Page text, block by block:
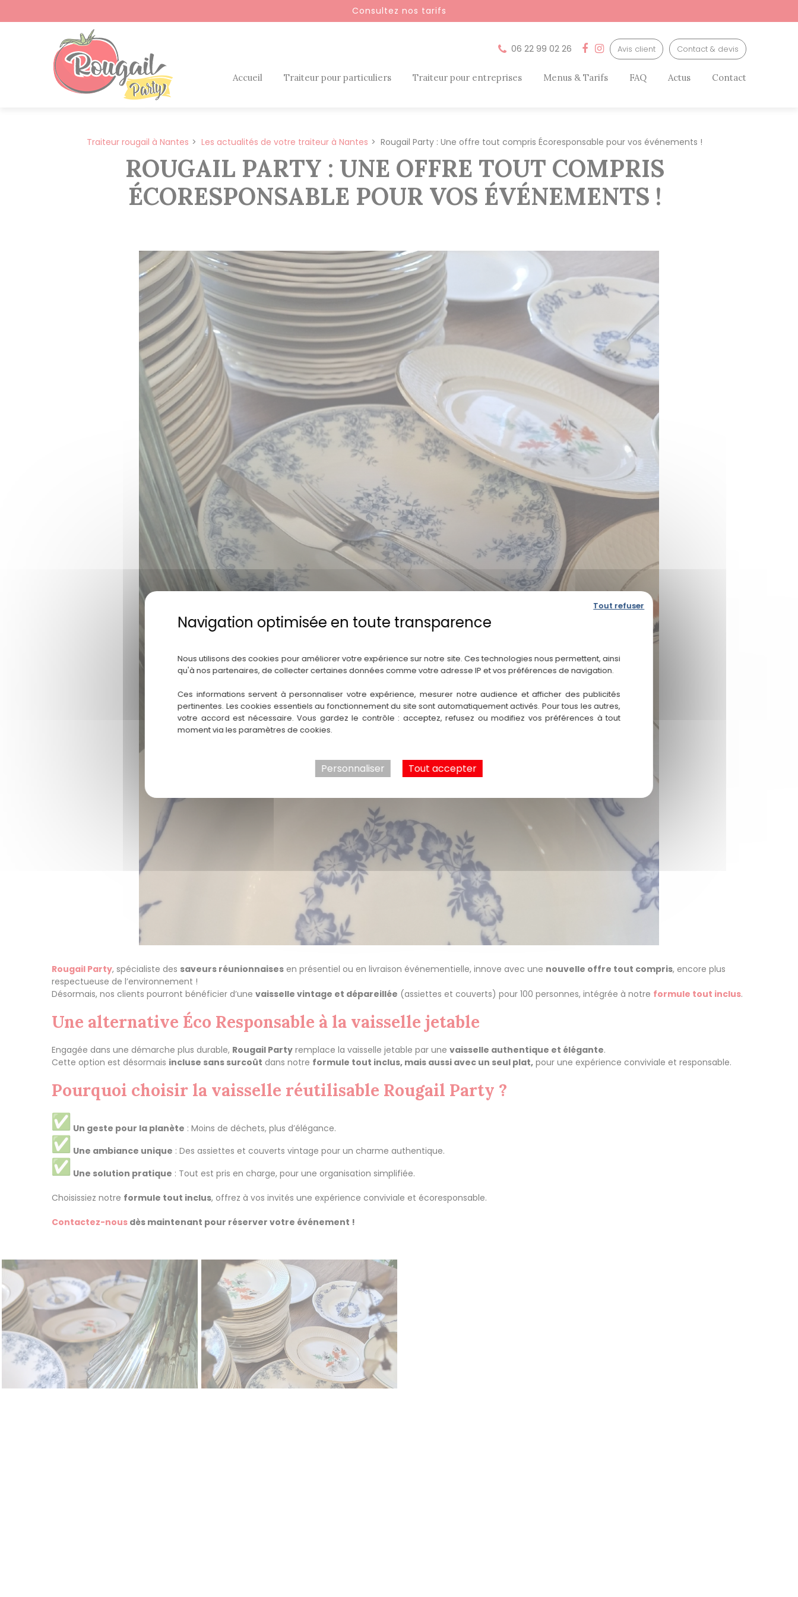
Consultez nos tarifs
06 22 99 02 26 Avis client Contact & devis
Accueil Traiteur pour particuliers Traiteur pour entreprises Menus & Tarifs FAQ Actus Contact
Traiteur rougail à Nantes Les actualités de votre traiteur à Nantes Rougail Party : Une offre tout compris Écoresponsable pour vos événements !
ROUGAIL PARTY : UNE OFFRE TOUT COMPRIS
ÉCORESPONSABLE POUR VOS ÉVÉNEMENTS !
Rougail Party, spécialiste des saveurs réunionnaises en présentiel ou en livraison événementielle, innove avec une nouvelle offre tout compris, encore plus
respectueuse de l’environnement !
Désormais, nos clients pourront bénéficier d’une vaisselle vintage et dépareillée (assiettes et couverts) pour 100 personnes, intégrée à notre formule tout inclus.
Une alternative Éco Responsable à la vaisselle jetable
Engagée dans une démarche plus durable, Rougail Party remplace la vaisselle jetable par une vaisselle authentique et élégante.
Cette option est désormais incluse sans surcoût dans notre formule tout inclus, mais aussi avec un seul plat, pour une expérience conviviale et responsable.
Pourquoi choisir la vaisselle réutilisable Rougail Party ?
Un geste pour la planète : Moins de déchets, plus d’élégance.
Une ambiance unique : Des assiettes et couverts vintage pour un charme authentique.
Une solution pratique : Tout est pris en charge, pour une organisation simplifiée.
Choisissiez notre formule tout inclus, offrez à vos invités une expérience conviviale et écoresponsable.
Contactez-nous dès maintenant pour réserver votre événement !
Nous utilisons des cookies pour améliorer votre expérience sur notre site. Ces technologies nous permettent, ainsi
qu'à nos partenaires, de collecter certaines données comme votre adresse IP et vos préférences de navigation.
Ces informations servent à personnaliser votre expérience, mesurer notre audience et afficher des publicités
pertinentes. Les cookies essentiels au fonctionnement du site sont automatiquement activés. Pour tous les autres,
votre accord est nécessaire. Vous gardez le contrôle : acceptez, refusez ou modifiez vos préférences à tout
moment via les paramètres de cookies.
Tout accepter
Tout refuser
Personnaliser